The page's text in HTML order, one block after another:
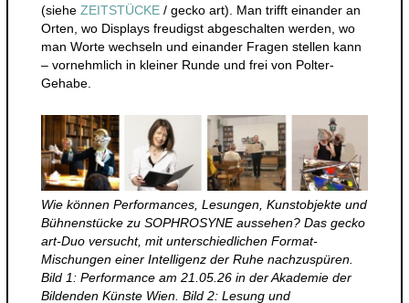
(siehe ZEITSTÜCKE/ gecko art). Man trifft einander an
Orten, wo Displays freudigst abgeschalten werden, wo
man Worte wechseln und einander Fragen stellen kann
– vornehmlich in kleiner Runde und frei von Polter-
Gehabe.
Wie können Performances, Lesungen, Kunstobjekte und
Bühnenstücke zu SOPHROSYNE aussehen? Das gecko
art-Duo versucht, mit unterschiedlichen Format-
Mischungen einer Intelligenz der Ruhe nachzuspüren.
Bild 1: Performance am 21.05.26 in der Akademie der
Bildenden Künste Wien. Bild 2: Lesung und